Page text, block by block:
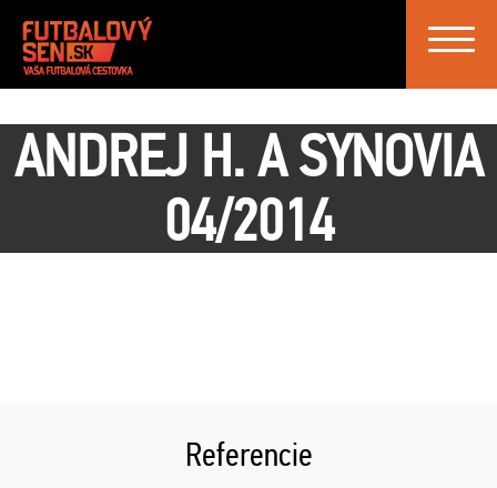
Toggle
ANDREJ H. A SYNOVIA
04/2014
Referencie